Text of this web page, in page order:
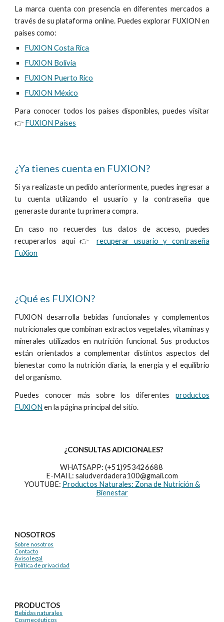
La marca cuenta con presencia en diferentes mercados a
través de su plataforma online. Puedes explorar FUXION en
países como:
FUXION Costa Rica
FUXION Bolivia
FUXION Puerto Rico
FUXION México
Para conocer todos los países disponibles, puedes visitar
👉 FUXION Países
¿Ya tienes cuenta en FUXION?
Si ya realizaste un pedido anteriormente, puedes ingresar a
tu cuenta utilizando el usuario y la contraseña que
generaste durante tu primera compra.
En caso no recuerdes tus datos de acceso, puedes
recuperarlos aquí👉recuperar usuario y contraseña
FuXion
¿Qué es FUXION?
FUXION desarrolla bebidas funcionales y complementos
nutricionales que combinan extractos vegetales, vitaminas y
minerales utilizados en nutrición funcional. Sus productos
están orientados a complementar distintos aspectos del
bienestar como la nutrición diaria, la energía y el equilibrio
del organismo.
Puedes conocer más sobre los diferentes productos
FUXION en la página principal del sitio.
¿CONSULTAS ADICIONALES?
WHATSAPP: (+51)953426688
E-MAIL: saludverdadera100@gmail.com
YOUTUBE: Productos Naturales: Zona de Nutrición &
Bienestar
NOSOTROS
Sobre nosotros
Contacto
Aviso legal
Política de privacidad
PRODUCTOS
Bebidas naturales
Cosmecéuticos